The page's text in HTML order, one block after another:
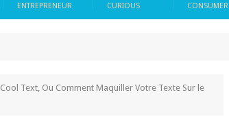
ENTREPRENEUR CURIOUS CONSUMER
Cool Text, Ou Comment Maquiller Votre Texte Sur le